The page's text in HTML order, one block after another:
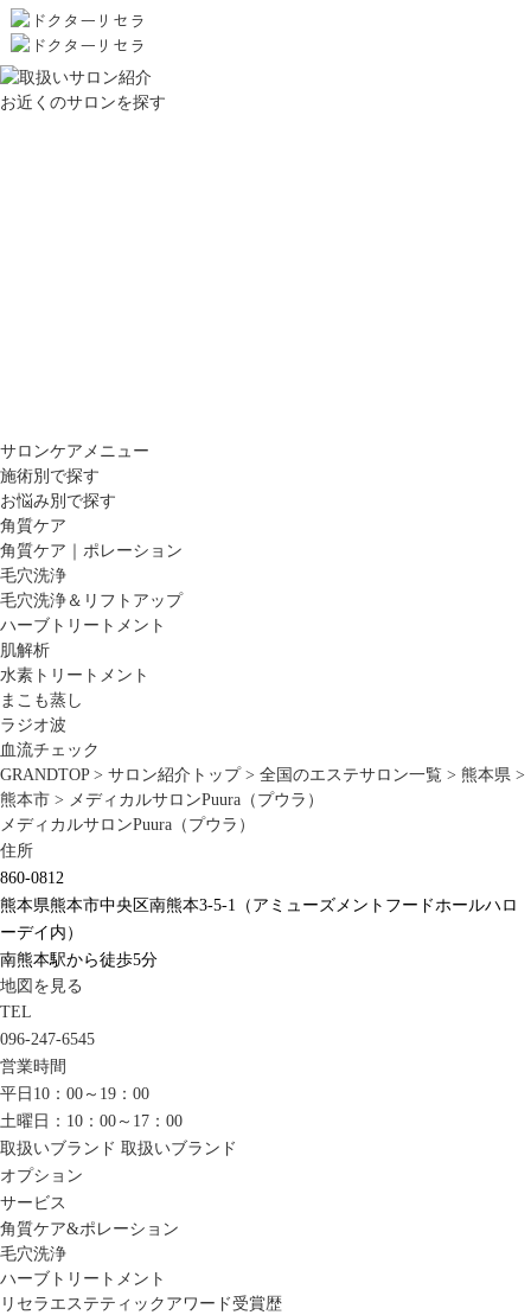
お近くのサロンを探す
サロンケアメニュー
施術別で探す
お悩み別で探す
角質ケア
角質ケア｜ポレーション
毛穴洗浄
毛穴洗浄＆リフトアップ
ハーブトリートメント
肌解析
水素トリートメント
まこも蒸し
ラジオ波
血流チェック
GRANDTOP > サロン紹介トップ > 全国のエステサロン一覧 > 熊本県 >
熊本市 > メディカルサロンPuura（プウラ）
メディカルサロンPuura（プウラ）
住所
860-0812
熊本県熊本市中央区南熊本3-5-1（アミューズメントフードホールハロ
ーデイ内）
南熊本駅から徒歩5分
地図を見る
TEL
096-247-6545
営業時間
平日10：00～19：00
土曜日：10：00～17：00
取扱いブランド 取扱いブランド
オプション
サービス
角質ケア&ポレーション
毛穴洗浄
ハーブトリートメント
リセラエステティックアワード受賞歴